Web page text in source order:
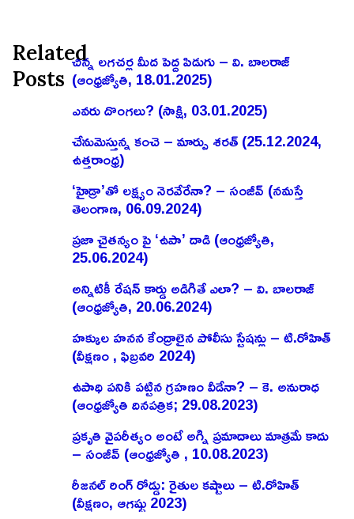
Related
Posts
చిన్న లగచర్ల మీద పెద్ద పిడుగు – వి. బాలరాజ్‌
(ఆంధ్రజ్యోతి, 18.01.2025)
ఎవరు దొంగలు? (సాక్షి, 03.01.2025)
చేనుమెస్తున్న కంచె – మార్పు శరత్ (25.12.2024,
ఉత్తరాంధ్ర)
‘హైడ్రా’తో లక్ష్యం నెరవేరేనా? – సంజీవ్ (నమస్తే
తెలంగాణ, 06.09.2024)
ప్రజా చైతన్యం పై ‘ఉపా’ దాడి (ఆంధ్రజ్యోతి,
25.06.2024)
అన్నిటికీ రేషన్ కార్డు అడిగితే ఎలా? – వి. బాలరాజ్‌
(ఆంధ్రజ్యోతి, 20.06.2024)
హక్కుల హనన కేంద్రాలైన పోలీసు స్టేషన్లు – టి.రోహిత్
(వీక్షణం , ఫిబ్రవరి 2024)
ఉపాధి పనికి పట్టిన గ్రహణం వీడేనా? – కె. అనురాధ
(ఆంధ్రజ్యోతి దినపత్రిక; 29.08.2023)
ప్రకృతి వైపరీత్యం అంటే అగ్ని ప్రమాదాలు మాత్రమే కాదు
– సంజీవ్ (ఆంధ్రజ్యోతి , 10.08.2023)
రీజనల్ రింగ్ రోడ్డు: రైతుల కష్టాలు – టి.రోహిత్
(వీక్షణం, ఆగష్టు 2023)